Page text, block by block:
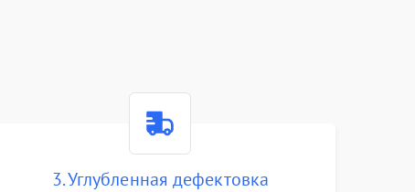
3. Углубленная дефектовка